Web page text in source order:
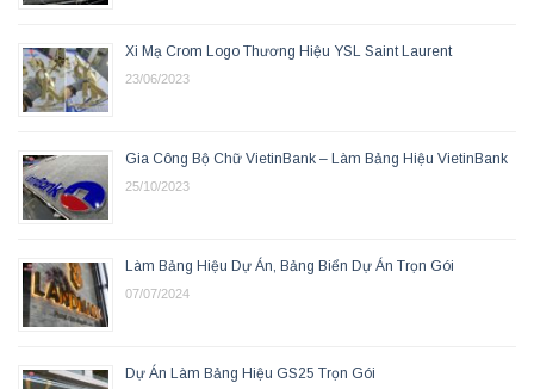
Xi Mạ Crom Logo Thương Hiệu YSL Saint Laurent
23/06/2023
Gia Công Bộ Chữ VietinBank – Làm Bảng Hiệu VietinBank
25/10/2023
Làm Bảng Hiệu Dự Án, Bảng Biển Dự Án Trọn Gói
07/07/2024
Dự Án Làm Bảng Hiệu GS25 Trọn Gói